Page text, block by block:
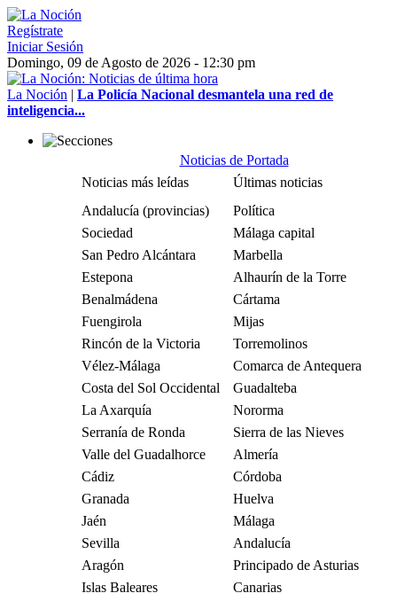
Regístrate
Iniciar Sesión
Domingo, 09 de Agosto de 2026 - 12:30 pm
La Noción | La Policía Nacional desmantela una red de
inteligencia...
Noticias de Portada
Noticias más leídas
Últimas noticias
Andalucía (provincias)
Política
Sociedad
Málaga capital
San Pedro Alcántara
Marbella
Estepona
Alhaurín de la Torre
Benalmádena
Cártama
Fuengirola
Mijas
Rincón de la Victoria
Torremolinos
Vélez-Málaga
Comarca de Antequera
Costa del Sol Occidental
Guadalteba
La Axarquía
Nororma
Serranía de Ronda
Sierra de las Nieves
Valle del Guadalhorce
Almería
Cádiz
Córdoba
Granada
Huelva
Jaén
Málaga
Sevilla
Andalucía
Aragón
Principado de Asturias
Islas Baleares
Canarias